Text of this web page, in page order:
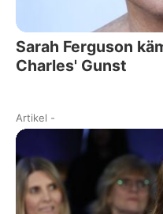
Sarah Ferguson
Charles' Gunst
Artikel -